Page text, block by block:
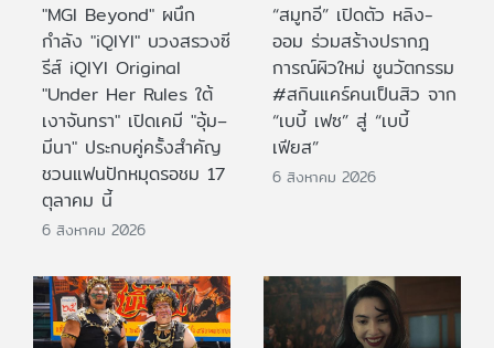
"MGI Beyond" ผนึก
กำลัง "iQIYI" บวงสรวงซี
รีส์ iQIYI Original
"Under Her Rules ใต้
เงาจันทรา" เปิดเคมี "อุ้ม–
มีนา" ประกบคู่ครั้งสำคัญ
ชวนแฟนปักหมุดรอชม 17
ตุลาคม นี้
6 สิงหาคม 2026
“สมูทอี” เปิดตัว หลิง-
ออม ร่วมสร้างปรากฎ
การณ์ผิวใหม่ ชูนวัตกรรม
#สกินแคร์คนเป็นสิว จาก
“เบบี้ เฟซ” สู่ “เบบี้
เฟียส”
6 สิงหาคม 2026